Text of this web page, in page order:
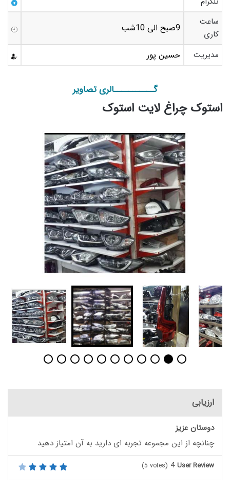
ساعت
کاری
9صبح الی 10شب
مدیریت حسین پور
گـــــــــــالری تصاویر
استوک چراغ لایت استوک
ارزیابی
دوستان عزیز
چنانچه از این مجموعه تجربه ای دارید به آن امتیاز دهید
User Review
4
(5 votes)